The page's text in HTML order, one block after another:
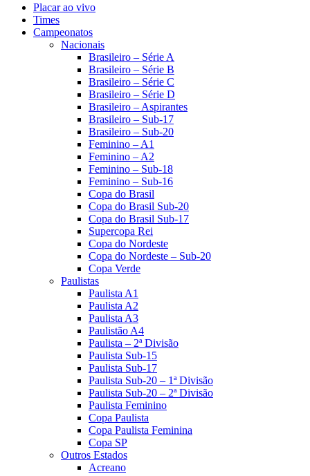
Placar ao vivo
Times
Campeonatos
Nacionais
Brasileiro – Série A
Brasileiro – Série B
Brasileiro – Série C
Brasileiro – Série D
Brasileiro – Aspirantes
Brasileiro – Sub-17
Brasileiro – Sub-20
Feminino – A1
Feminino – A2
Feminino – Sub-18
Feminino – Sub-16
Copa do Brasil
Copa do Brasil Sub-20
Copa do Brasil Sub-17
Supercopa Rei
Copa do Nordeste
Copa do Nordeste – Sub-20
Copa Verde
Paulistas
Paulista A1
Paulista A2
Paulista A3
Paulistão A4
Paulista – 2ª Divisão
Paulista Sub-15
Paulista Sub-17
Paulista Sub-20 – 1ª Divisão
Paulista Sub-20 – 2ª Divisão
Paulista Feminino
Copa Paulista
Copa Paulista Feminina
Copa SP
Outros Estados
Acreano